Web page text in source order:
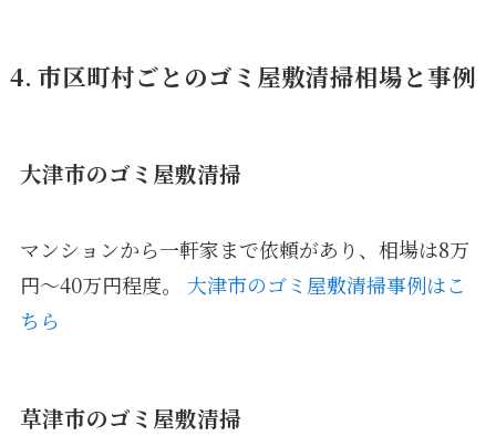
4. 市区町村ごとのゴミ屋敷清掃相場と事例
大津市のゴミ屋敷清掃
マンションから一軒家まで依頼があり、相場は8万
円〜40万円程度。 大津市のゴミ屋敷清掃事例はこ
ちら
草津市のゴミ屋敷清掃